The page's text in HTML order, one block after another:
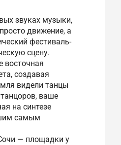
звуках музыки,
движение, а
фестиваль-
сцену.
восточная
создавая
видели танцы
ваше
на синтезе
самым
— площадки у